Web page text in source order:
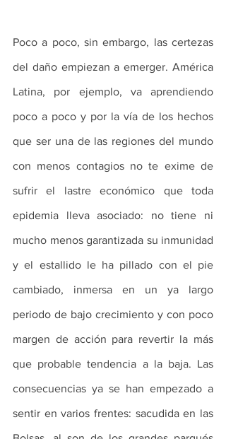
Poco a poco, sin embargo, las certezas
del daño empiezan a emerger. América
Latina, por ejemplo, va aprendiendo
poco a poco y por la vía de los hechos
que ser una de las regiones del mundo
con menos contagios no te exime de
sufrir el lastre económico que toda
epidemia lleva asociado: no tiene ni
mucho menos garantizada su inmunidad
y el estallido le ha pillado con el pie
cambiado, inmersa en un ya largo
periodo de bajo crecimiento y con poco
margen de acción para revertir la más
que probable tendencia a la baja. Las
consecuencias ya se han empezado a
sentir en varios frentes: sacudida en las